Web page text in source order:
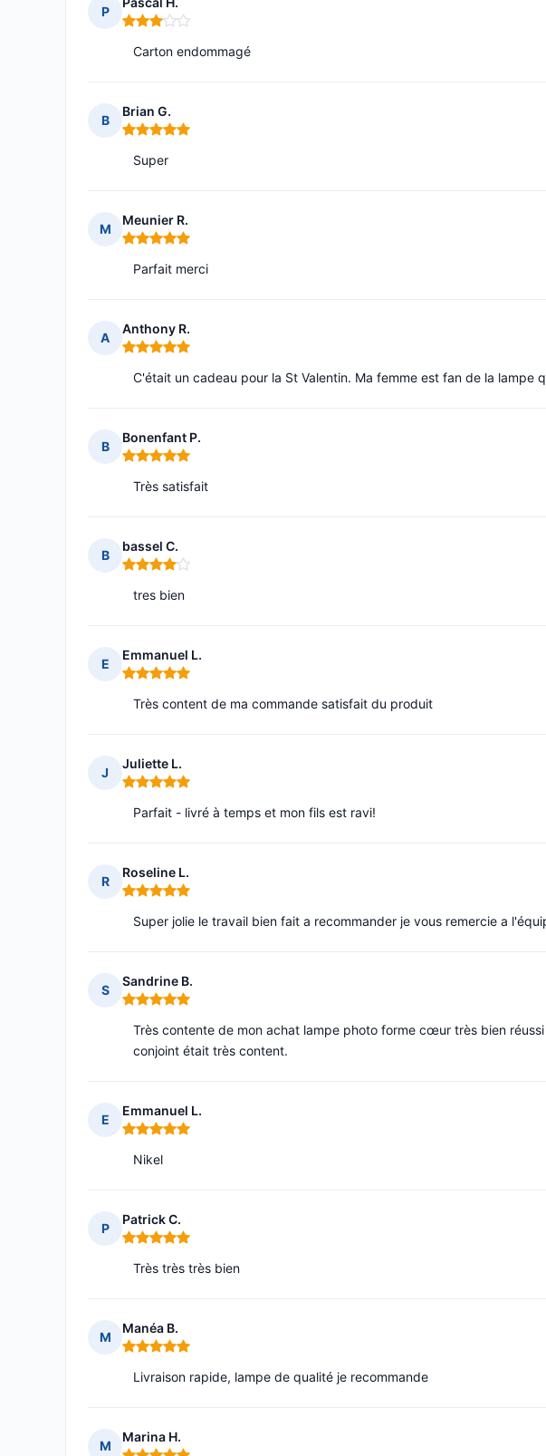
P
Note : 3 sur 5
Carton endommagé
B
Brian G.
Note : 5 sur 5
Super
M
Meunier R.
Note : 5 sur 5
Parfait merci
A
Anthony R.
Note : 5 sur 5
C'était un cadeau pour la St Valentin. Ma femme est fan de la lampe
B
Bonenfant P.
Note : 5 sur 5
Très satisfait
B
bassel C.
Note : 4 sur 5
tres bien
E
Emmanuel L.
Note : 5 sur 5
Très content de ma commande satisfait du produit
J
Juliette L.
Note : 5 sur 5
Parfait - livré à temps et mon fils est ravi!
R
Roseline L.
Note : 5 sur 5
Super jolie le travail bien fait a recommander je vous remercie a
S
Sandrine B.
Note : 5 sur 5
Très contente de mon achat lampe photo forme cœur très bien
conjoint était très content.
E
Emmanuel L.
Note : 5 sur 5
Nikel
P
Patrick C.
Note : 5 sur 5
Très très très bien
M
Manéa B.
Note : 5 sur 5
Livraison rapide, lampe de qualité je recommande
M
Marina H.